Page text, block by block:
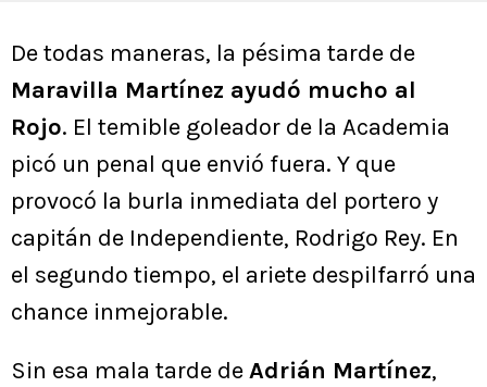
De todas maneras, la pésima tarde de
Maravilla Martínez ayudó mucho al
Rojo. El temible goleador de la Academia
picó un penal que envió fuera. Y que
provocó la burla inmediata del portero y
capitán de Independiente, Rodrigo Rey. En
el segundo tiempo, el ariete despilfarró una
chance inmejorable.
Sin esa mala tarde deAdrián Martínez,